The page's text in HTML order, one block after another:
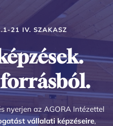
21 IV. SZAKASZ
vállalati képzéseire,